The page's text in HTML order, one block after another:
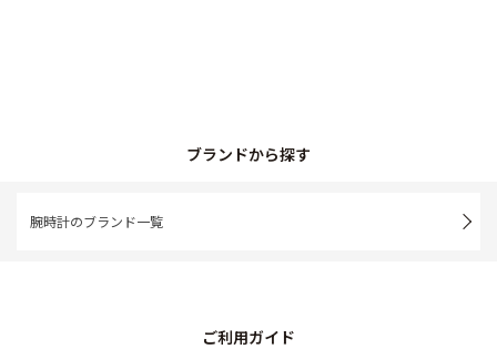
ブランドから探す
腕時計のブランド一覧
ご利用ガイド